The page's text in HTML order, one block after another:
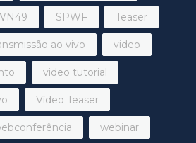
SPWF Teaser
ao vivo video
video tutorial
Vídeo Teaser
webinar